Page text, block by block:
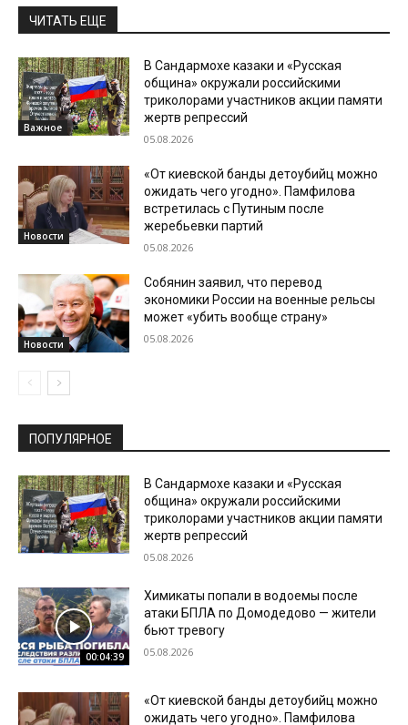
ЧИТАТЬ ЕЩЕ
Важное
В Сандармохе казаки и «Русская
община» окружали российскими
триколорами участников акции памяти
жертв репрессий
05.08.2026
Новости
«От киевской банды детоубийц можно
ожидать чего угодно». Памфилова
встретилась с Путиным после
жеребьевки партий
05.08.2026
Новости
Собянин заявил, что перевод
экономики России на военные рельсы
может «убить вообще страну»
05.08.2026
ПОПУЛЯРНОЕ
В Сандармохе казаки и «Русская
община» окружали российскими
триколорами участников акции памяти
жертв репрессий
05.08.2026
00:04:39
Химикаты попали в водоемы после
атаки БПЛА по Домодедово — жители
бьют тревогу
05.08.2026
«От киевской банды детоубийц можно
ожидать чего угодно». Памфилова